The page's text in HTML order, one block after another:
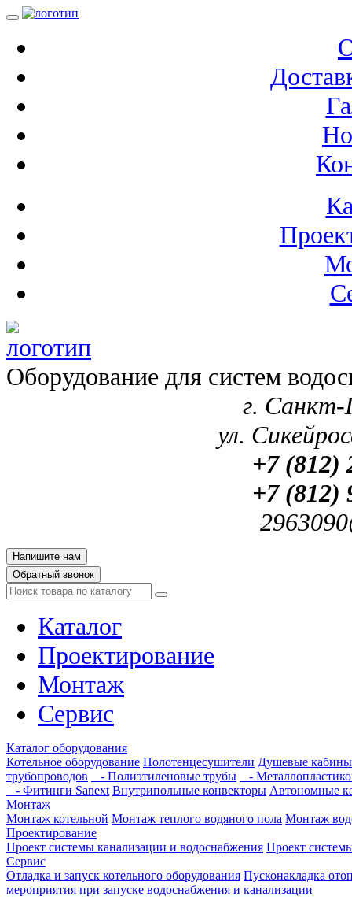
Оборудование для систем
г. Санкт-
ул.
+7 (812)
+7 (812)
Напишите нам
Обратный звонок
Каталог
Проектирование
Монтаж
Сервис
Каталог оборудования
Котельное оборудование Полотенцесушители Душевые кабины
трубопроводов
- Полиэтиленовые трубы
-
- Фитинги Sanext Внутрипольные конвекторы Автономные
Монтаж
Монтаж котельной Монтаж теплого водяного пола Монтаж
Проектирование
Проект системы канализации и водоснабжения Проект
Сервис
Отладка и запуск котельного оборудования Пусконакладка
мероприятия при запуске водоснабжения и канализации